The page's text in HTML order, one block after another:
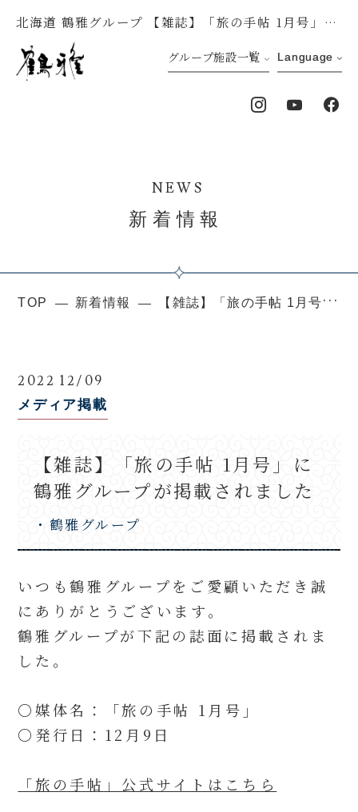
北海道 鶴雅グループ 【雑誌】「旅の手帖 1月号」に鶴雅グループが掲載されました
グループ施設一覧 Language
NEWS
新着情報
TOP 新着情報 【雑誌】「旅の手帖 1月号」に鶴雅グループが掲載されました
2022 12/09
メディア掲載
【雑誌】「旅の手帖 1月号」に
鶴雅グループが掲載されました
・鶴雅グループ
いつも鶴雅グループをご愛顧いただき誠
にありがとうございます。
鶴雅グループが下記の誌面に掲載されま
した。
〇媒体名：「旅の手帖 1月号」
〇発行日：12月9日
「旅の手帖」公式サイトはこちら